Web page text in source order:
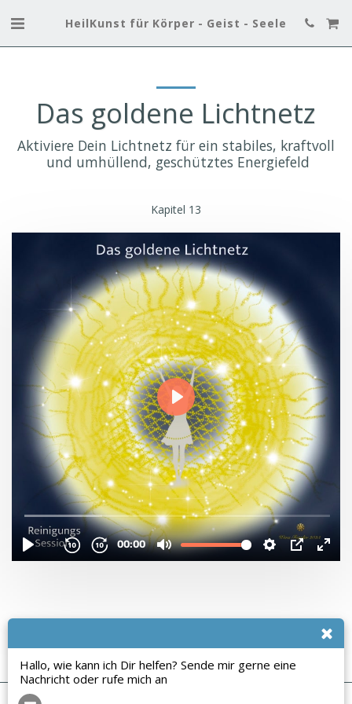
HeilKunst für Körper - Geist - Seele
Das goldene Lichtnetz
Aktiviere Dein Lichtnetz für ein stabiles, kraftvoll
und umhüllend, geschütztes Energiefeld
Kapitel 13
Hallo, wie kann ich Dir helfen? Sende mir gerne eine
Nachricht oder rufe mich an